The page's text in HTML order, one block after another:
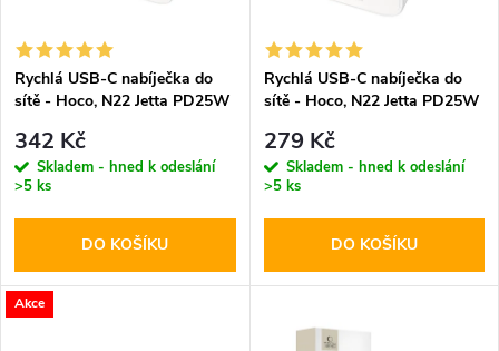
í
p
r
o
d
u
s
p
r
o
d
Rychlá USB-C nabíječka do
sítě - Hoco, N22 Jetta PD25W
342 Kč
Skladem - hned k odeslání
>5 ks
DO KOŠÍKU
Rychlá USB-C nabíječka do
sítě - Hoco, N22 Jetta PD25W
279 Kč
Skladem - hned k odeslání
>5 ks
DO KOŠÍKU
Akce